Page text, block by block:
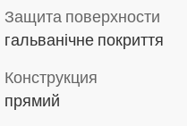
Защита поверхности
гальванічне покриття
Конструкция
прямий